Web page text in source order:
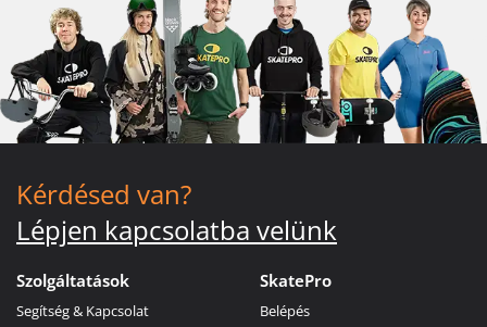
Kérdésed van?
Lépjen kapcsolatba velünk
Szolgáltatások
Segítség & Kapcsolat
SkatePro
Belépés